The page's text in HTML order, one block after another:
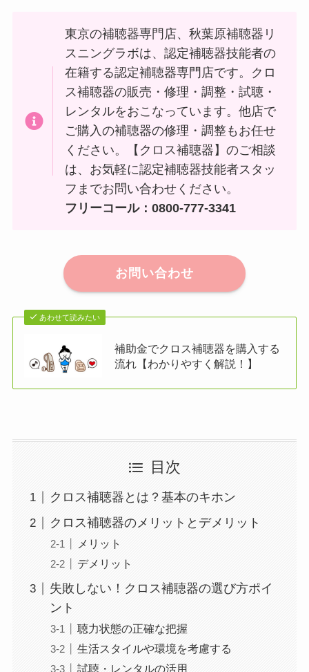
東京の補聴器専門店、秋葉原補聴器リ
スニングラボは、認定補聴器技能者の
在籍する認定補聴器専門店です。クロ
ス補聴器の販売・修理・調整・試聴・
レンタルをおこなっています。他店で
ご購入の補聴器の修理・調整もお任せ
ください。【クロス補聴器】のご相談
は、お気軽に認定補聴器技能者スタッ
フまでお問い合わせください。
フリーコール：0800-777-3341
お問い合わせ
あわせて読みたい
補助金でクロス補聴器を購入する
流れ【わかりやすく解説！】
目次
クロス補聴器とは？基本のキホン
クロス補聴器のメリットとデメリット
メリット
デメリット
失敗しない！クロス補聴器の選び方ポイ
ント
聴力状態の正確な把握
生活スタイルや環境を考慮する
試聴・レンタルの活用